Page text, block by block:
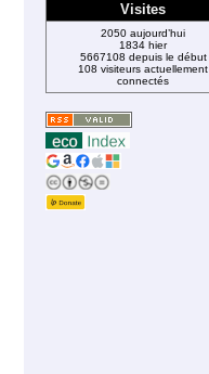
Visites
2050 aujourd’hui
1834 hier
5667108 depuis le début
108 visiteurs actuellement
connectés